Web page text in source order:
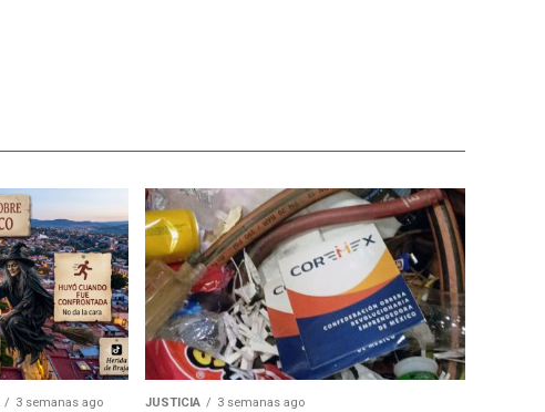
3 semanas ago JUSTICIA 3 semanas ago